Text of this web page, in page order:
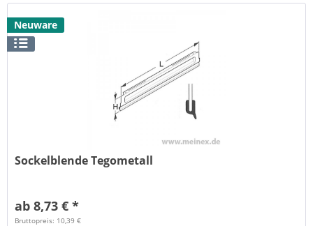
Neuware
Sockelblende Tegometall
ab 8,73 € *
Bruttopreis: 10,39 €